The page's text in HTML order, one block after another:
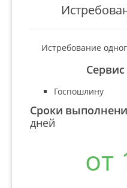
Истребование
Госпошлину
Сроки
дней
от